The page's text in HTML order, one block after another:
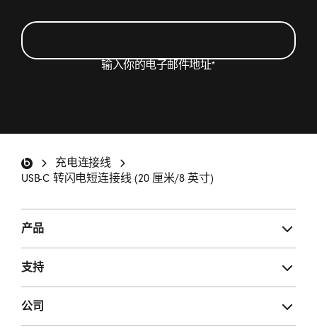
输入你的电子邮件地址*
Beats 页脚
充电连接线
USB-C 转闪电短连接线 (20 厘米/8 英寸)
产品
支持
公司